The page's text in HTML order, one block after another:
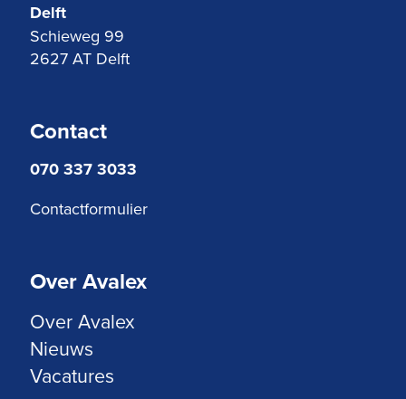
Delft
Schieweg 99
2627 AT Delft
Contact
070 337 3033
Contactformulier
Over Avalex
Over Avalex
Nieuws
Vacatures